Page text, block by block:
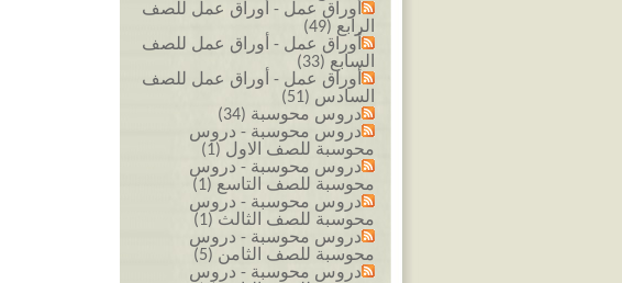
أوراق عمل - أوراق عمل للصف
الرابع (49)
أوراق عمل - أوراق عمل للصف
السابع (33)
أوراق عمل - أوراق عمل للصف
السادس (51)
دروس محوسبة (34)
دروس محوسبة - دروس
محوسبة للصف الاول (1)
دروس محوسبة - دروس
محوسبة للصف التاسع (1)
دروس محوسبة - دروس
محوسبة للصف الثالث (1)
دروس محوسبة - دروس
محوسبة للصف الثامن (5)
دروس محوسبة - دروس